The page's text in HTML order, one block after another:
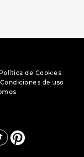
de Cookies
Condiciones de uso